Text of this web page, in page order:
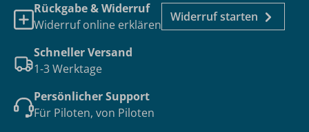
Rückgabe & Widerruf
Widerruf online erklären
Widerruf starten
Schneller Versand
1-3 Werktage
Persönlicher Support
Für Piloten, von Piloten